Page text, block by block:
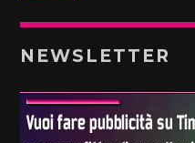
NEWSLETTER